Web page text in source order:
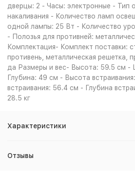
дверцы: 2 - Часы: электронные - Тип
накаливания - Количество ламп
одной лампы: 25 Вт - Количество
- Полозья для противней:
Комплектация- Комплект поставки:
противень, металлическая решетка,
да Размеры и вес- Высота: 59.5 см -
Глубина: 49 см - Высота
встраивания: 56.4 см - Глубина
28.5 кг
Характеристики
Отзывы